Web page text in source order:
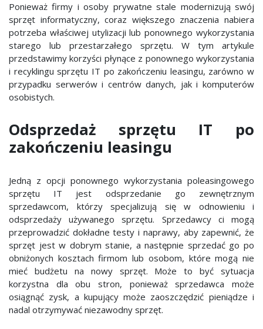
Ponieważ firmy i osoby prywatne stale modernizują swój
sprzęt informatyczny, coraz większego znaczenia nabiera
potrzeba właściwej utylizacji lub ponownego wykorzystania
starego lub przestarzałego sprzętu. W tym artykule
przedstawimy korzyści płynące z ponownego wykorzystania
i recyklingu sprzętu IT po zakończeniu leasingu, zarówno w
przypadku serwerów i centrów danych, jak i komputerów
osobistych.
Odsprzedaż sprzętu IT po
zakończeniu leasingu
Jedną z opcji ponownego wykorzystania poleasingowego
sprzętu IT jest odsprzedanie go zewnętrznym
sprzedawcom, którzy specjalizują się w odnowieniu i
odsprzedaży używanego sprzętu. Sprzedawcy ci mogą
przeprowadzić dokładne testy i naprawy, aby zapewnić, że
sprzęt jest w dobrym stanie, a następnie sprzedać go po
obniżonych kosztach firmom lub osobom, które mogą nie
mieć budżetu na nowy sprzęt. Może to być sytuacja
korzystna dla obu stron, ponieważ sprzedawca może
osiągnąć zysk, a kupujący może zaoszczędzić pieniądze i
nadal otrzymywać niezawodny sprzęt.